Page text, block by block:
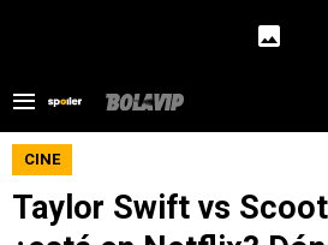
CINE
Taylor Swift vs